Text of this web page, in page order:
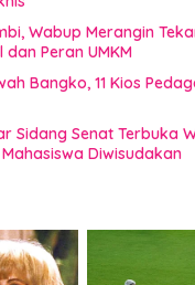
Wabup Merangin
Peran UMKM
Bangko, 11 Kios
Sidang Senat Terbuka
Diwisudakan